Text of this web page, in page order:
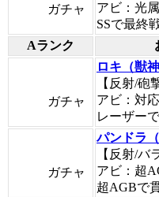
ガチャ
アビ：光
SSで最終
Aランク
ガチャ
ロキ（獣神
【反射/砲
アビ：対
レーザー
ガチャ
パンドラ（
【反射/バ
アビ：超
超AGBで